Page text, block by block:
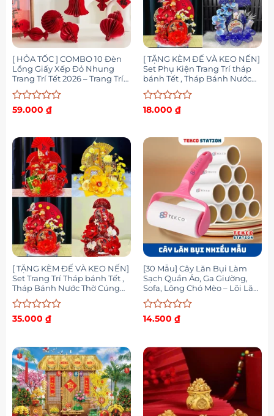
[ HỎA TỐC ] COMBO 10 Đèn
Lồng Giấy Xếp Đỏ Nhung
Trang Trí Tết 2026 – Trang Trí
Cây Cảnh, Nhà Cửa Đón Tết
Được
0
5
sao
59.000 ₫
[ TẶNG KÈM ĐẾ VÀ KEO NẾN]
Set Phụ Kiện Trang Trí tháp
bánh Tết , Tháp Bánh Nước
Thờ Cúng, Ngày Tết 2026
Được
0
18.000 ₫
[ TẶNG KÈM ĐẾ VÀ KEO NẾN]
Set Trang Trí Tháp bánh Tết ,
Tháp Bánh Nước Thờ Cúng
Ngày Tết, set V.IP tết 2026
Được
0
5
sao
35.000 ₫
[30 Mẫu] Cây Lăn Bụi Làm
Sạch Quần Áo, Ga Giường,
Sofa, Lông Chó Mèo – Lõi Lăn
Bụi Dự Phòng 60 Lớp
Được
0
5
sao
14.500 ₫